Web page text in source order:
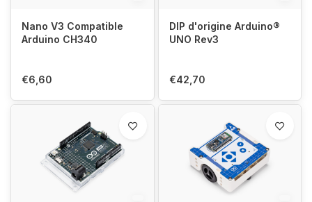
Nano V3 Compatible
Arduino CH340
€6,60
DIP d'origine Arduino®
UNO Rev3
€42,70